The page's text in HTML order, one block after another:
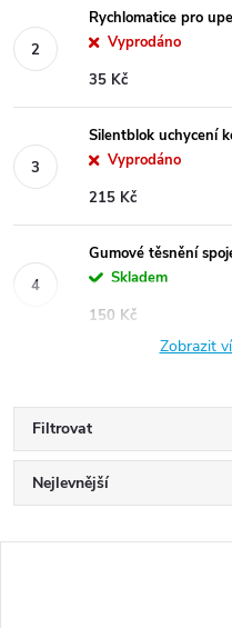
Rychlomatice pro
Vyprodáno
35 Kč
Silentblok uchycení
Vyprodáno
215 Kč
Gumové těsnění
Skladem
150 Kč
Zobrazit
Filtrovat
Ř
a
Nejlevnější